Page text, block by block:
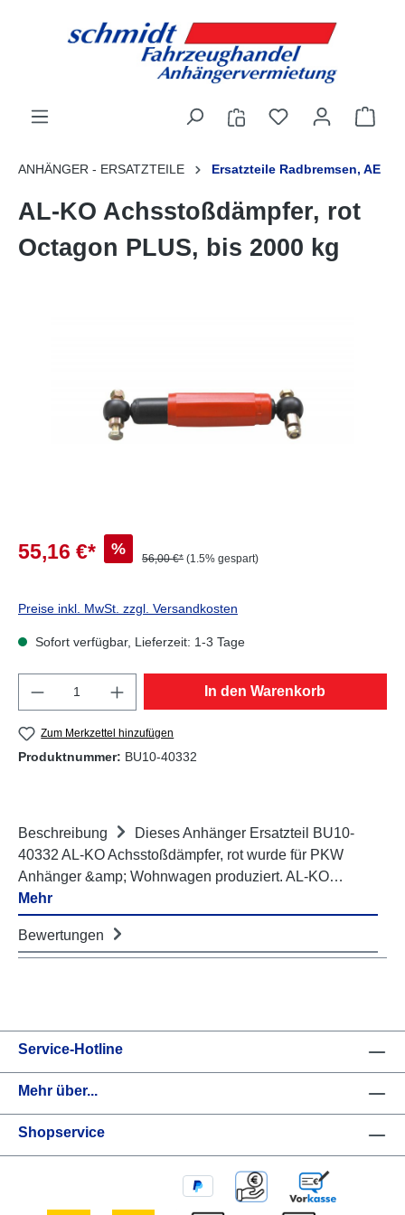
ANHÄNGER - ERSATZTEILE Ersatzteile Radbremsen, AE
AL-KO Achsstoßdämpfer, rot
Octagon PLUS, bis 2000 kg
55,16 €* %
56,00 €* (1.5% gespart)
Preise inkl. MwSt. zzgl. Versandkosten
Sofort verfügbar, Lieferzeit: 1-3 Tage
Produkt Anzahl: Gib den gewünschten
In den Warenkorb
Zum Merkzettel hinzufügen
Produktnummer: BU10-40332
Beschreibung
Dieses Anhänger Ersatzteil BU10-
40332 AL-KO Achsstoßdämpfer, rot wurde für PKW
Anhänger &amp; Wohnwagen produziert. AL-KO…
Mehr
Bewertungen
Service-Hotline
Mehr über...
Shopservice